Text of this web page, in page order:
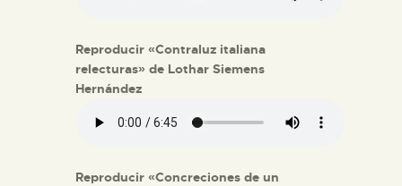
Reproducir «Contraluz italiana
relecturas» de Lothar Siemens
Hernández
Reproducir «Concreciones de un